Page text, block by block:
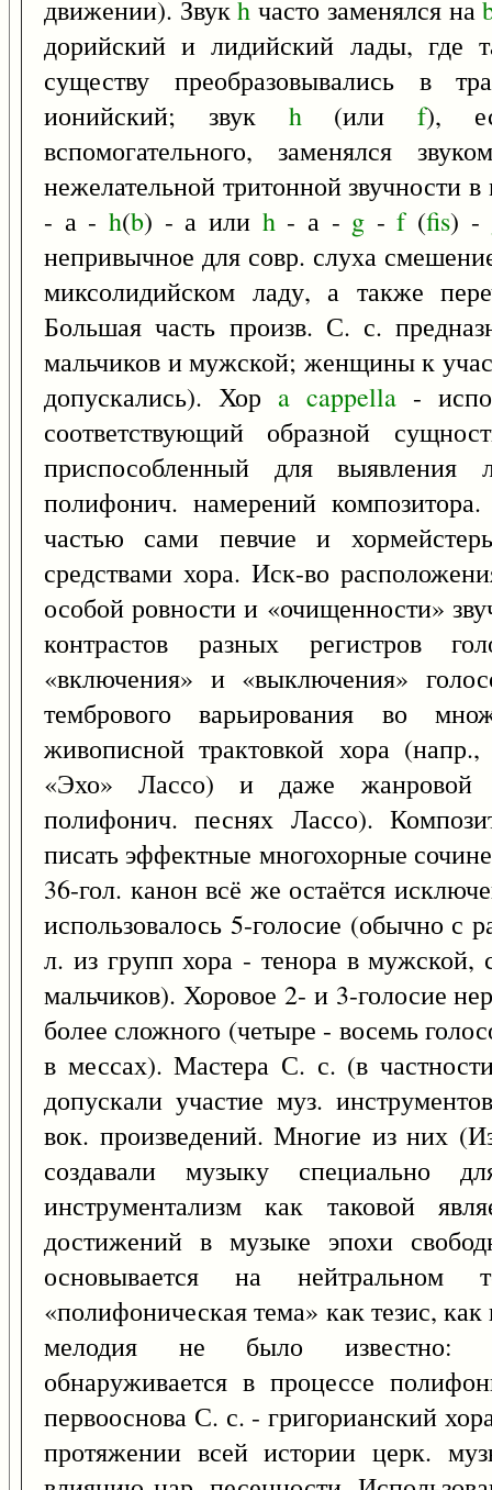
движении). Звукh часто заменялся на
дорийский и лидийский лады, где
существу преобразовывались в
ионийский; звук h(или f),
вспомогательного, заменялся
нежелательной тритонной звучности
- а - h(b) - а или h- а - g -f(fis) -
непривычное для совр. слуха
миксолидийском ладу, а также
Большая часть произв. С. с.
мальчиков и мужской; женщины к
допускались). Хор a cappella -
соответствующий образной
приспособленный для
полифонич. намерений
частью сами певчие и
средствами хора. Иск-во
особой ровности и «очищенности»
контрастов разных регистров
«включения» и «выключения»
тембрового варьирования во
живописной трактовкой хора
«Эхо» Лассо) и даже жанровой
полифонич. песнях Лассо).
писать эффектные многохорные
36-гол. канон всё же остаётся
использовалось 5-голосие (обычно с
л. из групп хора - тенора в мужской,
мальчиков). Хоровое 2- и 3-голосие
более сложного (четыре - восемь
в мессах). Мастера С. с. (в
допускали участие муз.
вок. произведений. Многие из них
создавали музыку специально
инструментализм как таковой
достижений в музыке эпохи
основывается на
«полифоническая тема» как тезис,
мелодия не было известно:
обнаруживается в процессе
первооснова С. с. - григорианский
протяжении всей истории церк.